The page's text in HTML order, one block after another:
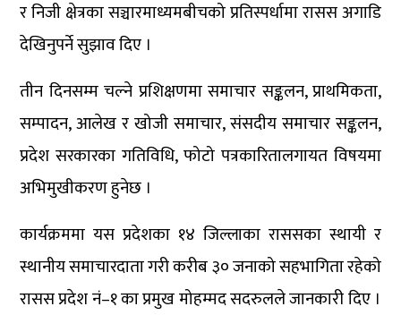
र निजी क्षेत्रका सञ्चारमाध्यमबीचको प्रतिस्पर्धामा रासस अगाडि
देखिनुपर्ने सुझाव दिए ।
तीन दिनसम्म चल्ने प्रशिक्षणमा समाचार सङ्कलन, प्राथमिकता,
सम्पादन, आलेख र खोजी समाचार, संसदीय समाचार सङ्कलन,
प्रदेश सरकारका गतिविधि, फोटो पत्रकारितालगायत विषयमा
अभिमुखीकरण हुनेछ ।
कार्यक्रममा यस प्रदेशका १४ जिल्लाका राससका स्थायी र
स्थानीय समाचारदाता गरी करीब ३० जनाको सहभागिता रहेको
रासस प्रदेश नं–१ का प्रमुख मोहम्मद सदरुलले जानकारी दिए ।